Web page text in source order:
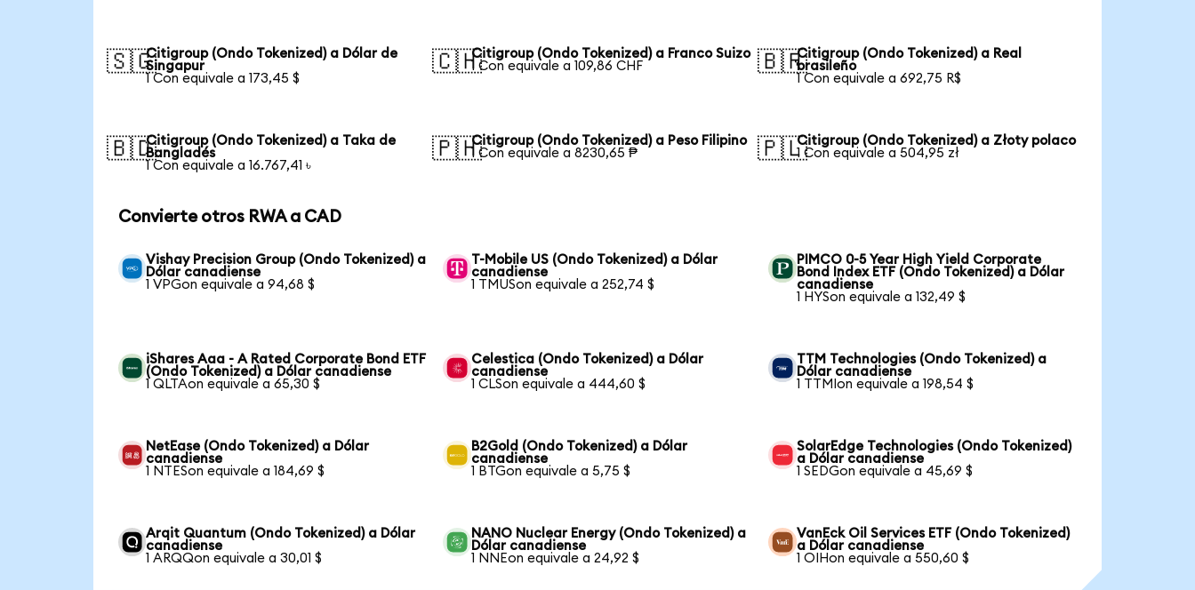
🇸🇬Citigroup (Ondo Tokenized) a Dólar de
Singapur
1 Con equivale a 173,45 $
🇨🇭Citigroup (Ondo Tokenized) a Franco Suizo
1 Con equivale a 109,86 CHF
🇧🇷Citigroup (Ondo Tokenized) a Real
brasileño
1 Con equivale a 692,75 R$
🇧🇩Citigroup (Ondo Tokenized) a Taka de
Bangladés
1 Con equivale a 16.767,41 ৳
🇵🇭Citigroup (Ondo Tokenized) a Peso Filipino
1 Con equivale a 8230,65 ₱
🇵🇱Citigroup (Ondo Tokenized) a Złoty polaco
1 Con equivale a 504,95 zł
Convierte otros RWA a CAD
Vishay Precision Group (Ondo Tokenized) a
Dólar canadiense
1 VPGon equivale a 94,68 $
T-Mobile US (Ondo Tokenized) a Dólar
canadiense
1 TMUSon equivale a 252,74 $
PIMCO 0-5 Year High Yield Corporate
Bond Index ETF (Ondo Tokenized) a Dólar
canadiense
1 HYSon equivale a 132,49 $
iShares Aaa - A Rated Corporate Bond ETF
(Ondo Tokenized) a Dólar canadiense
1 QLTAon equivale a 65,30 $
Celestica (Ondo Tokenized) a Dólar
canadiense
1 CLSon equivale a 444,60 $
TTM Technologies (Ondo Tokenized) a
Dólar canadiense
1 TTMIon equivale a 198,54 $
NetEase (Ondo Tokenized) a Dólar
canadiense
1 NTESon equivale a 184,69 $
B2Gold (Ondo Tokenized) a Dólar
canadiense
1 BTGon equivale a 5,75 $
SolarEdge Technologies (Ondo Tokenized)
a Dólar canadiense
1 SEDGon equivale a 45,69 $
Arqit Quantum (Ondo Tokenized) a Dólar
canadiense
1 ARQQon equivale a 30,01 $
NANO Nuclear Energy (Ondo Tokenized) a
Dólar canadiense
1 NNEon equivale a 24,92 $
VanEck Oil Services ETF (Ondo Tokenized)
a Dólar canadiense
1 OIHon equivale a 550,60 $